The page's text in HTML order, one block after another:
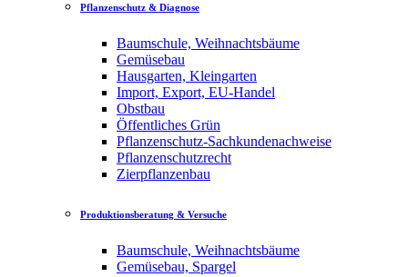
Pflanzenschutz & Diagnose
Baumschule, Weihnachtsbäume
Gemüsebau
Hausgarten, Kleingarten
Import, Export, EU-Handel
Obstbau
Öffentliches Grün
Pflanzenschutz-Sachkundenachweise
Pflanzenschutzrecht
Zierpflanzenbau
Produktionsberatung & Versuche
Baumschule, Weihnachtsbäume
Gemüsebau, Spargel